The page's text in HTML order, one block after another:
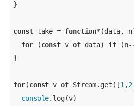
}
const take = function*(data, n
for (const v of data) if
}
for(const v of Stream.get([1 ,2
console.log(v)